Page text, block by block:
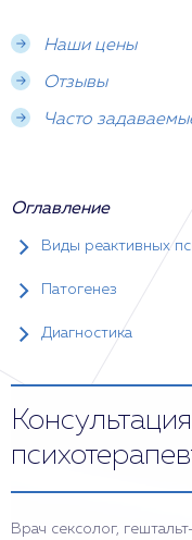
Наши цены
Отзывы
Часто
Оглавление
Виды реактивных
Патогенез
Диагностика
Врач сексолог,